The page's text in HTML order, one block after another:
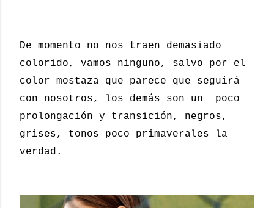
De momento no nos traen demasiado
colorido, vamos ninguno, salvo por el
color mostaza que parece que seguirá
con nosotros, los demás son un poco
prolongación y transición, negros,
grises, tonos poco primaverales la
verdad.